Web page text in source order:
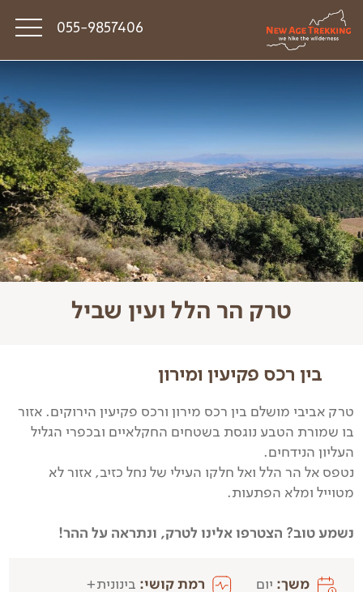
055-9857406
פודקאסט טראק טוק
תקנון
טרק הר הלל ועין שביל
בין רכס פקיעין ומירון
טרק אביבי מושלם בין רכס מירון ורכס פקיעין הירוקים. אזור
בו שמורת הטבע נוגסת בשטחים החקלאיים ובכפרי הגליל
העליון הנידחים.
נטפס אל הר הלל ואל חלקו העילי של נחל כזיב, אזור לא
מטוייל ומלא הפתעות.
נשמע טוב? הצטרפו אלינו לטרק, ונתראה על ההר!
משך: יום רמת קושי: בינונית+